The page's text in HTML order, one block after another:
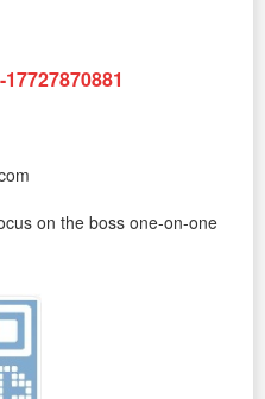
17727870881
on the boss one-on-one